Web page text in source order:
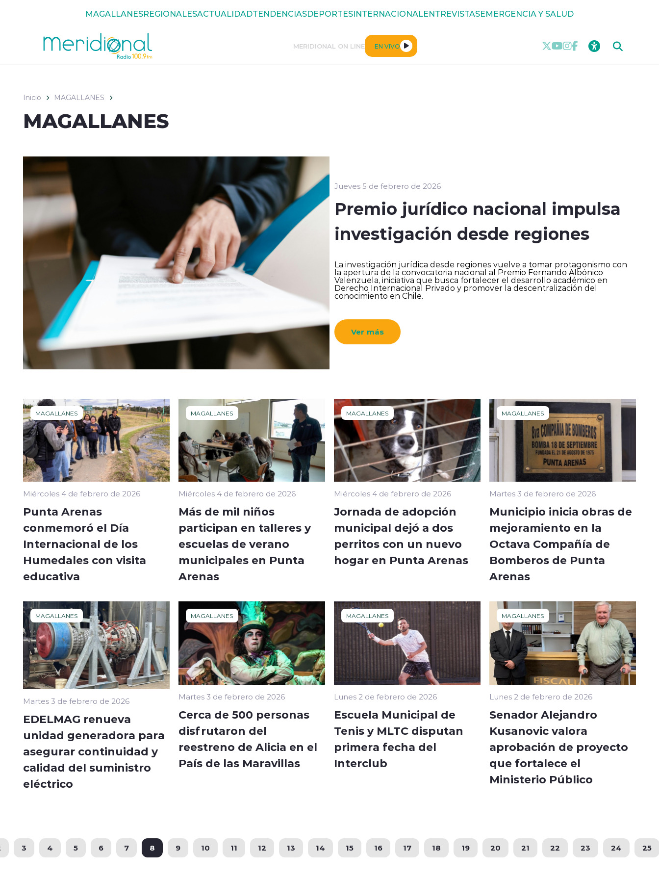
MAGALLANESREGIONALESACTUALIDADTENDENCIASDEPORTESINTERNACIONALENTREVISTASEMERGENCIA Y SALUD
MERIDIONAL ON LINE EN VIVO
Inicio MAGALLANES
MAGALLANES
Jueves 5 de febrero de 2026
Premio jurídico nacional impulsa
investigación desde regiones
La investigación jurídica desde regiones vuelve a tomar protagonismo con
la apertura de la convocatoria nacional al Premio Fernando Albónico
Valenzuela, iniciativa que busca fortalecer el desarrollo académico en
Derecho Internacional Privado y promover la descentralización del
conocimiento en Chile.
Ver más
MAGALLANES
Miércoles 4 de febrero de 2026
Punta Arenas
conmemoró el Día
Internacional de los
Humedales con visita
educativa
MAGALLANES
Miércoles 4 de febrero de 2026
Más de mil niños
participan en talleres y
escuelas de verano
municipales en Punta
Arenas
MAGALLANES
Miércoles 4 de febrero de 2026
Jornada de adopción
municipal dejó a dos
perritos con un nuevo
hogar en Punta Arenas
MAGALLANES
Martes 3 de febrero de 2026
Municipio inicia obras de
mejoramiento en la
Octava Compañía de
Bomberos de Punta
Arenas
MAGALLANES
Martes 3 de febrero de 2026
EDELMAG renueva
unidad generadora para
asegurar continuidad y
calidad del suministro
eléctrico
MAGALLANES
Martes 3 de febrero de 2026
Cerca de 500 personas
disfrutaron del
reestreno de Alicia en el
País de las Maravillas
MAGALLANES
Lunes 2 de febrero de 2026
Escuela Municipal de
Tenis y MLTC disputan
primera fecha del
Interclub
MAGALLANES
Lunes 2 de febrero de 2026
Senador Alejandro
Kusanovic valora
aprobación de proyecto
que fortalece el
Ministerio Público
3 4 5 6 7 8 9 10 11 12 13 14 15 16 17 18 19 20 21 22 23 24 25